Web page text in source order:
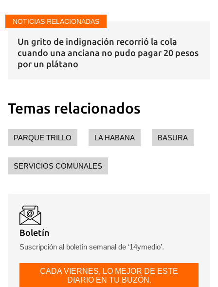
Guardar como favorito
NOTICIAS RELACIONADAS
Un grito de indignación recorrió la cola
cuando una anciana no pudo pagar 20 pesos
por un plátano
Temas relacionados
PARQUE TRILLO LA HABANA BASURA
SERVICIOS COMUNALES
Boletín
Suscripción al boletín semanal de ‘14ymedio’.
CADA VIERNES, LO MEJOR DE ESTE
DIARIO EN TU BUZÓN.